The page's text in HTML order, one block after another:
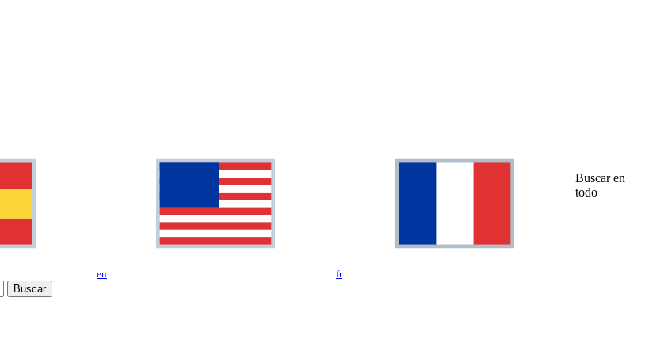
en fr
Buscar en
todo
Buscar